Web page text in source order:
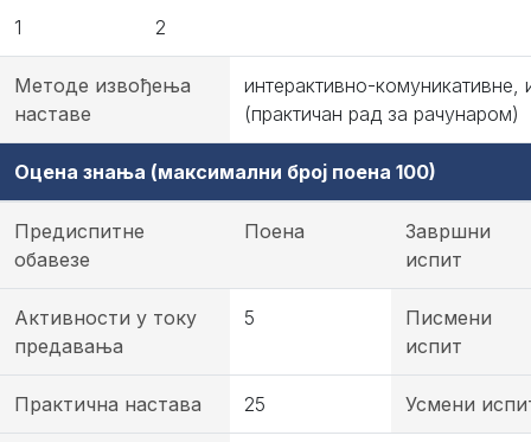
1 2
Методе извођења
наставе
интерактивно-комуникативне,
(практичан рад за рачунаром)
Оцена знања (максимални број поена 100)
Предиспитне
обавезе
Поена
Завршни
испит
Активности у току
предавања
5
Писмени
испит
Практична настава 25 Усмени